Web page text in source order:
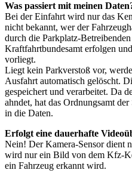
Was passiert mit meinen
Bei der Einfahrt wird nur das
nicht bekannt, wer der
durch die Parkplatz-
Kraftfahrtbundesamt erfolgen
vorliegt.
Liegt kein Parkverstoß vor,
Ausfahrt automatisch gelöscht.
gespeichert und verarbeitet. Da
ahndet, hat das Ordnungsamt
in die Daten.
Erfolgt eine dauerhafte
Nein! Der Kamera-Sensor dient
wird nur ein Bild von dem Kfz-
ein Fahrzeug erkannt wird.